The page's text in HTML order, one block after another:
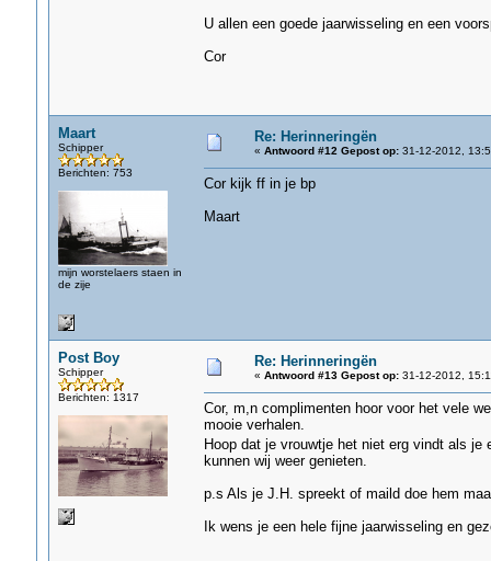
U allen een goede jaarwisseling en een
Cor
Maart
Schipper
Berichten: 753
mijn worstelaers staen in
de zije
Re: Herinneringën
« Antwoord #12 Gepost op:31-12-2012,
Cor kijk ff in je bp
Maart
Post Boy
Schipper
Berichten: 1317
Re: Herinneringën
« Antwoord #13 Gepost op:31-12-2012,
Cor, m,n complimenten hoor voor het vele
mooie verhalen.
Hoop dat je vrouwtje het niet erg vindt als
kunnen wij weer genieten.
p.s Als je J.H. spreekt of maild doe hem
Ik wens je een hele fijne jaarwisseling en